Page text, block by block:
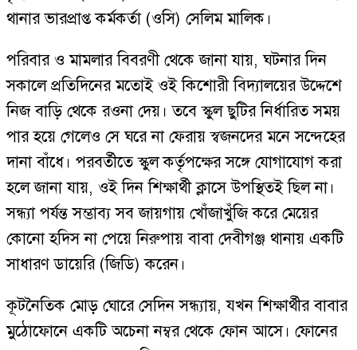
থানার ভারপ্রাপ্ত কর্মকর্তা (ওসি) সেলিম মালিক।
পরিবার ও মামলার বিবরণী থেকে জানা যায়, ঘটনার দিন
সকালে প্রতিদিনের মতোই ওই কিশোরী বিদ্যালয়ের উদ্দেশে
নিজ বাড়ি থেকে রওনা দেয়। তবে স্কুল ছুটির নির্ধারিত সময়
পার হয়ে গেলেও সে ঘরে না ফেরায় স্বজনদের মনে সন্দেহের
দানা বাঁধে। পরবর্তীতে স্কুল কর্তৃপক্ষের সঙ্গে যোগাযোগ করা
হলে জানা যায়, ওই দিন শিক্ষার্থী ক্লাসে উপস্থিতই ছিল না।
সন্ধ্যা পর্যন্ত সম্ভাব্য সব জায়গায় খোঁজাখুঁজি করে মেয়ের
কোনো হদিস না পেয়ে নিরুপায় বাবা দেবীগঞ্জ থানায় একটি
সাধারণ ডায়েরি (জিডি) করেন।
কূটনৈতিক মোড় ঘোরে সেদিন সন্ধ্যায়, যখন শিক্ষার্থীর বাবার
মুঠোফোনে একটি অচেনা নম্বর থেকে ফোন আসে। ফোনের